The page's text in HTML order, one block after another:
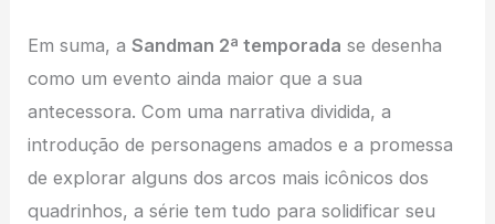
Em suma, aSandman 2ª temporada se desenha
como um evento ainda maior que a sua
antecessora. Com uma narrativa dividida, a
introdução de personagens amados e a promessa
de explorar alguns dos arcos mais icônicos dos
quadrinhos, a série tem tudo para solidificar seu